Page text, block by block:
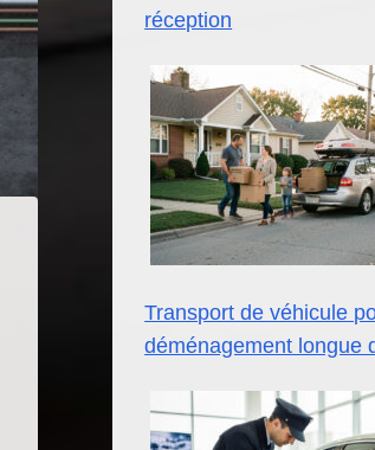
réception
Transport de véhicule
déménagement longue